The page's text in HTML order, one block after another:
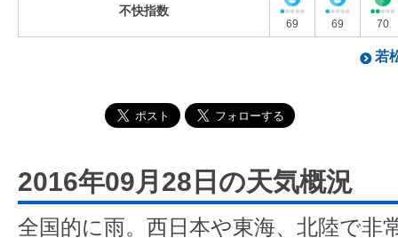
不快指数
69 69 70
若
2016年09月28日の天気概況
全国的に雨。西日本や東海、北陸で非